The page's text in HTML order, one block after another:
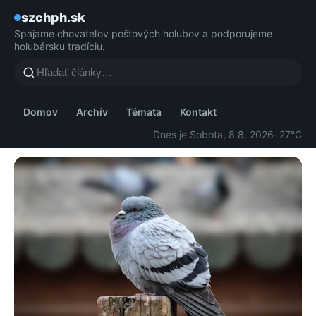
szchph.sk
Spájame chovateľov poštových holubov a podporujeme
holubársku tradíciu.
Domov Archív Témata
Kontakt
Dnes je Sobota, 8 8. 2026· 27°C